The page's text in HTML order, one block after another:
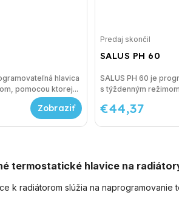
hlavica
pomocou ktorej...
SALUS PH 60
Predaj skončil
€44,37
SALUS PH 60 je
s týždenným
termostatické hlavice na
k radiátorom slúžia na